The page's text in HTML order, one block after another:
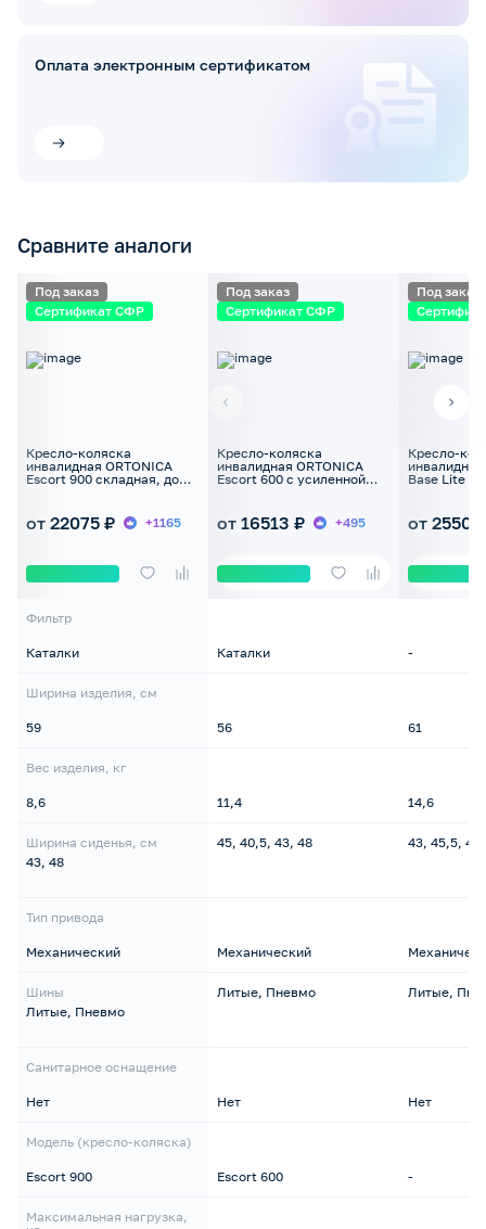
Оплата электронным сертификатом
Сравните аналоги
Под заказ
Сертификат СФР
Кресло-коляска
инвалидная ORTONICA
Escort 900 складная, до
от 22075 ₽ +1165
Фильтр
Каталки
Ширина изделия, см
59
Вес изделия, кг
8,6
Ширина сиденья, см
43, 48
Тип привода
Механический
Шины
Литые, Пневмо
Санитарное оснащение
Нет
Модель (кресло-коляска)
Escort 900
Максимальная нагрузка,
Под заказ
Сертификат СФР
Кресло-коляска
инвалидная ORTONICA
Escort 600 с усиленной
от 16513 ₽ +495
Каталки
56
11,4
45, 40,5, 43, 48
Механический
Литые, Пневмо
Нет
Escort 600
Под заказ
Кресло-
инвалидная
Base Lite
от 25502
-
61
14,6
43, 45,5, 48
Литые,
Нет
-